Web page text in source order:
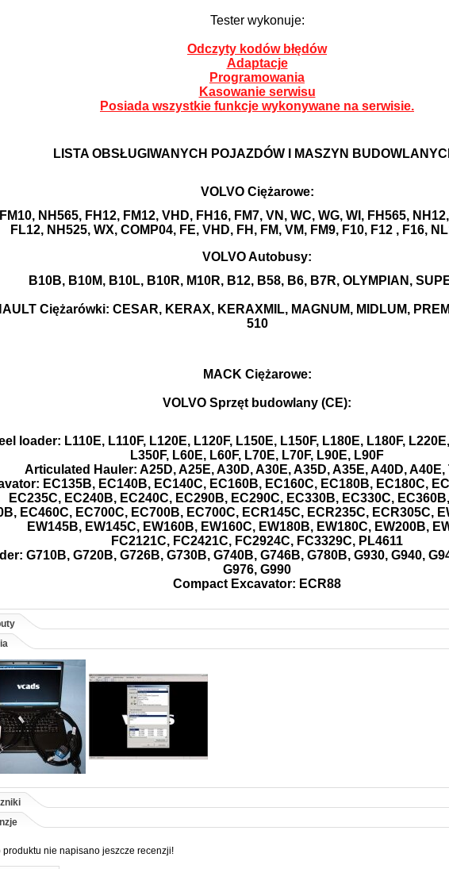
Tester wykonuje:
Odczyty kodów błędów
Adaptacje
Programowania
Kasowanie serwisu
Posiada wszystkie funkcje wykonywane na serwisie.
LISTA OBSŁUGIWANYCH POJAZDÓW I MASZYN
VOLVO Ciężarowe:
NH565, FH12, FM12, VHD, FH16, FM7, VN, WC, WG, WI, FH565,
FL12, NH525, WX, COMP04, FE, VHD, FH, FM, VM, FM9, F10, F12 , F16,
VOLVO Autobusy:
B10B, B10M, B10L, B10R, M10R, B12, B58, B6, B7R, OLYMPIAN,
Ciężarówki: CESAR, KERAX, KERAXMIL, MAGNUM, MIDLUM,
510
MACK Ciężarowe:
VOLVO Sprzęt budowlany (CE):
loader: L110E, L110F, L120E, L120F, L150E, L150F, L180E, L180F,
L350F, L60E, L60F, L70E, L70F, L90E, L90F
Articulated Hauler: A25D, A25E, A30D, A30E, A35D, A35E, A40D, A40E,
EC135B, EC140B, EC140C, EC160B, EC160C, EC180B, EC180C,
EC235C, EC240B, EC240C, EC290B, EC290C, EC330B, EC330C,
EC460C, EC700C, EC700B, EC700C, ECR145C, ECR235C, ECR305C,
EW145B, EW145C, EW160B, EW160C, EW180B, EW180C, EW200B,
FC2121C, FC2421C, FC2924C, FC3329C, PL4611
G710B, G720B, G726B, G730B, G740B, G746B, G780B, G930, G940,
G976, G990
Compact Excavator: ECR88
produktu nie napisano jeszcze recenzji!